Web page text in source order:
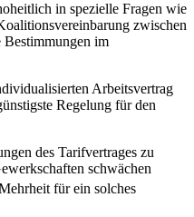
in spezielle Fragen wie
zwischen
Bestimmungen im
Arbeitsvertrag
Regelung für den
des Tarifvertrages zu
schwächen
für ein solches